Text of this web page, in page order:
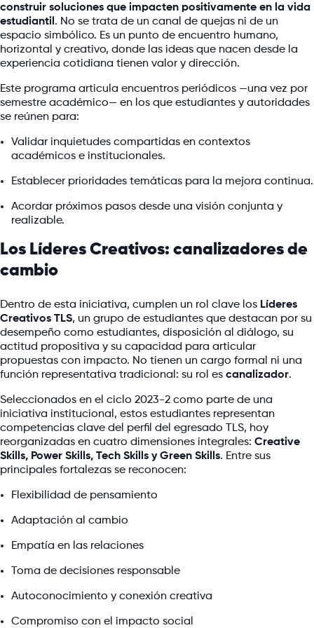
construir soluciones que impacten positivamente en la vida
estudiantil . No se trata de un canal de quejas ni de un
espacio simbólico. Es un punto de encuentro humano,
horizontal y creativo, donde las ideas que nacen desde la
experiencia cotidiana tienen valor y dirección.
Este programa articula encuentros periódicos —una vez por
semestre académico— en los que estudiantes y autoridades
se reúnen para:
Validar inquietudes compartidas en contextos
académicos e institucionales.
Establecer prioridades temáticas para la mejora continua.
Acordar próximos pasos desde una visión conjunta y
realizable.
Los Líderes Creativos: canalizadores de
cambio
Dentro de esta iniciativa, cumplen un rol clave los Líderes
Creativos TLS, un grupo de estudiantes que destacan por su
desempeño como estudiantes, disposición al diálogo, su
actitud propositiva y su capacidad para articular
propuestas con impacto. No tienen un cargo formal ni una
función representativa tradicional: su rol es canalizador.
Seleccionados en el ciclo 2023-2 como parte de una
iniciativa institucional, estos estudiantes representan
competencias clave del perfil del egresado TLS, hoy
reorganizadas en cuatro dimensiones integrales: Creative
Skills, Power Skills, Tech Skills y Green Skills. Entre sus
principales fortalezas se reconocen:
Flexibilidad de pensamiento
Adaptación al cambio
Empatía en las relaciones
Toma de decisiones responsable
Autoconocimiento y conexión creativa
Compromiso con el impacto social